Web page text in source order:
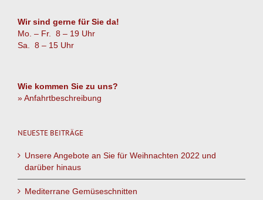
Wir sind gerne für Sie da!
Mo. – Fr. 8 – 19 Uhr
Sa. 8 – 15 Uhr
Wie kommen Sie zu uns?
» Anfahrtbeschreibung
NEUESTE BEITRÄGE
Unsere Angebote an Sie für Weihnachten 2022 und
darüber hinaus
Mediterrane Gemüseschnitten